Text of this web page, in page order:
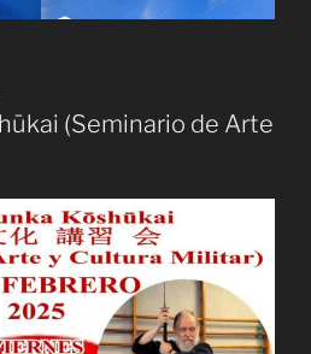
(Seminario de Arte